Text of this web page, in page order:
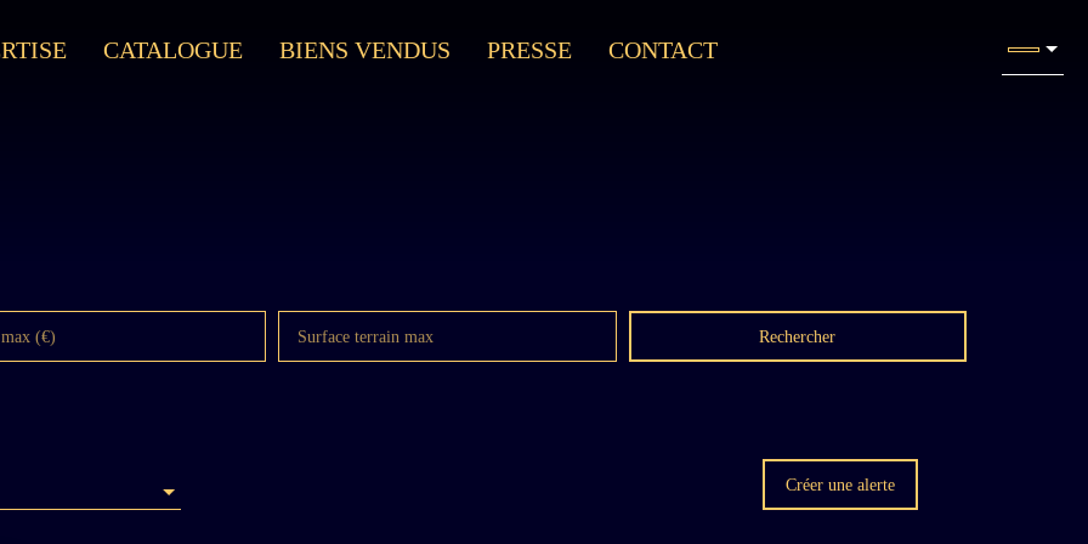
CATALOGUE BIENS VENDUS PRESSE CONTACT
(€) Surface terrain max Rechercher
Créer une alerte